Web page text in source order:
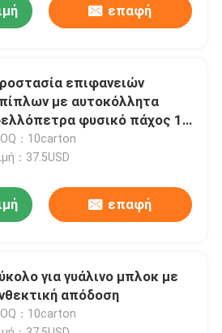
άλεσης
επαφή
επιφανειών
με αυτοκόλλητα
φυσικό πάχος 1/8
：10carton
：37.5USD
επαφή
για γυάλινο μπλοκ με
απόδοση
：10carton